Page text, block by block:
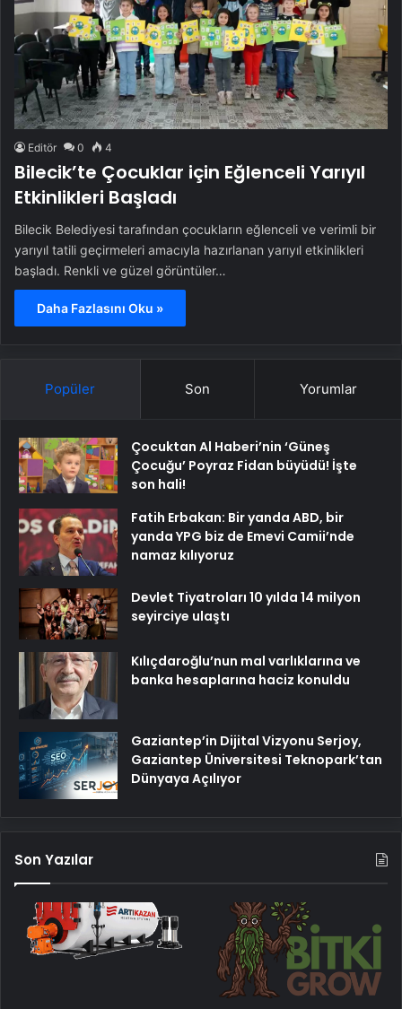
Editör 0 4
Bilecik’te Çocuklar için Eğlenceli Yarıyıl
Etkinlikleri Başladı
Bilecik Belediyesi tarafından çocukların eğlenceli ve verimli bir
yarıyıl tatili geçirmeleri amacıyla hazırlanan yarıyıl etkinlikleri
başladı. Renkli ve güzel görüntüler…
Daha Fazlasını Oku »
Popüler Son Yorumlar
Çocuktan Al Haberi’nin ‘Güneş
Çocuğu’ Poyraz Fidan büyüdü! İşte
son hali!
Fatih Erbakan: Bir yanda ABD, bir
yanda YPG biz de Emevi Camii’nde
namaz kılıyoruz
Devlet Tiyatroları 10 yılda 14 milyon
seyirciye ulaştı
Kılıçdaroğlu’nun mal varlıklarına ve
banka hesaplarına haciz konuldu
Gaziantep’in Dijital Vizyonu Serjoy,
Gaziantep Üniversitesi Teknopark’tan
Dünyaya Açılıyor
Son Yazılar